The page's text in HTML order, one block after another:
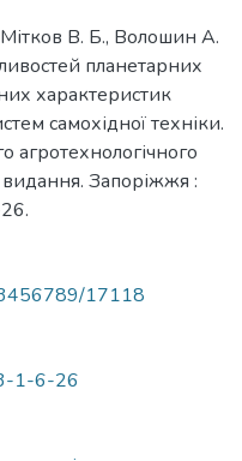
В. Б., Волошин А.
планетарних
характеристик
самохідної техніки.
агротехнологічного
Запоріжжя :
17118
1-6-26